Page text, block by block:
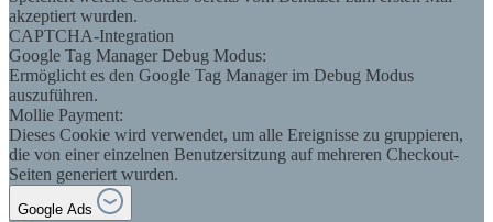
akzeptiert wurden.
CAPTCHA-Integration
Google Tag Manager Debug Modus:
Ermöglicht es den Google Tag Manager im Debug Modus
auszuführen.
Mollie Payment:
Dieses Cookie wird verwendet, um alle Ereignisse zu gruppieren,
die von einer einzelnen Benutzersitzung auf mehreren Checkout-
Seiten generiert wurden.
Google Ads